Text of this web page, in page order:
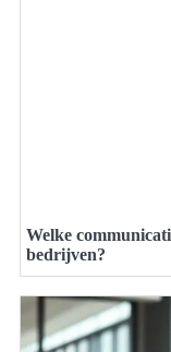
Welke
bedrijven?